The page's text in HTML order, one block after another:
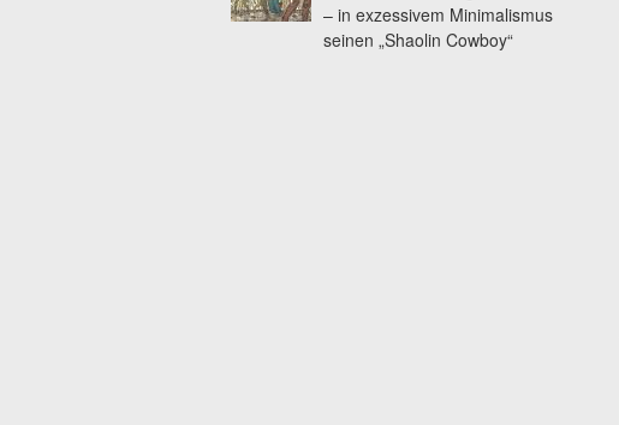
– in exzessivem Minimalismus
seinen „Shaolin Cowboy“